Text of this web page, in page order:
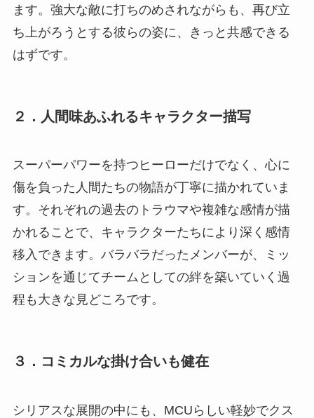
ます。強大な敵に打ちのめされながらも、再び立
ち上がろうとする彼らの姿に、きっと共感できる
はずです。
２．人間味あふれるキャラクター描写
スーパーパワーを持つヒーローだけでなく、心に
傷を負った人間たちの物語が丁寧に描かれていま
す。それぞれの過去のトラウマや複雑な感情が描
かれることで、キャラクターたちにより深く感情
移入できます。バラバラだったメンバーが、ミッ
ションを通じてチームとしての絆を築いていく過
程も大きな見どころです。
３．コミカルな掛け合いも健在
シリアスな展開の中にも、MCUらしい軽妙でクス